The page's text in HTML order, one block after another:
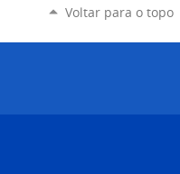
Voltar para o topo